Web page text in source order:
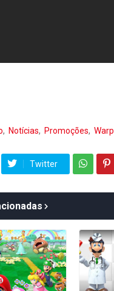
Notícias Promoções
Twitter